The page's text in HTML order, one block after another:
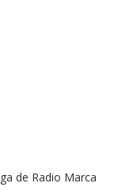
de Radio Marca